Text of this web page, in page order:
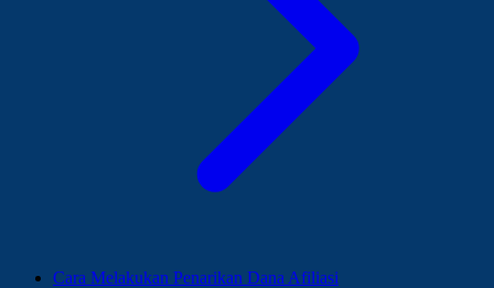
Cara Melakukan Penarikan Dana Afiliasi